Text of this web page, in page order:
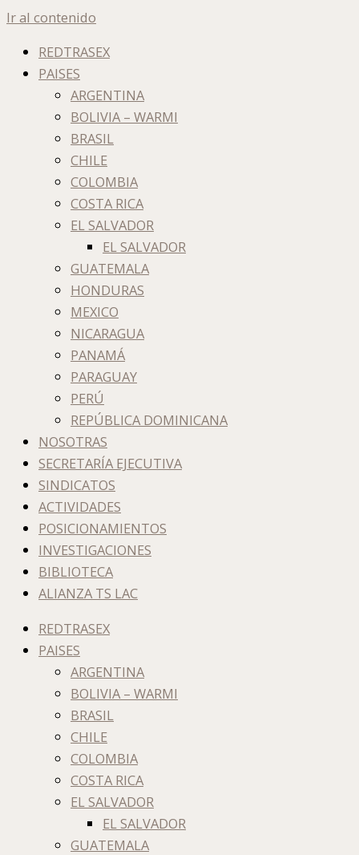
Ir al contenido
REDTRASEX
PAISES
ARGENTINA
BOLIVIA – WARMI
BRASIL
CHILE
COLOMBIA
COSTA RICA
EL SALVADOR
EL SALVADOR
GUATEMALA
HONDURAS
MEXICO
NICARAGUA
PANAMÁ
PARAGUAY
PERÚ
REPÚBLICA DOMINICANA
NOSOTRAS
SECRETARÍA EJECUTIVA
SINDICATOS
ACTIVIDADES
POSICIONAMIENTOS
INVESTIGACIONES
BIBLIOTECA
ALIANZA TS LAC
REDTRASEX
PAISES
ARGENTINA
BOLIVIA – WARMI
BRASIL
CHILE
COLOMBIA
COSTA RICA
EL SALVADOR
EL SALVADOR
GUATEMALA